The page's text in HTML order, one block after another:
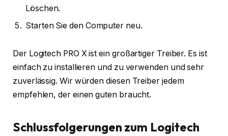
Löschen.
Starten Sie den Computer neu.
Der Logitech PRO X ist ein großartiger Treiber. Es ist
einfach zu installieren und zu verwenden und sehr
zuverlässig. Wir würden diesen Treiber jedem
empfehlen, der einen guten braucht.
Schlussfolgerungen zum Logitech